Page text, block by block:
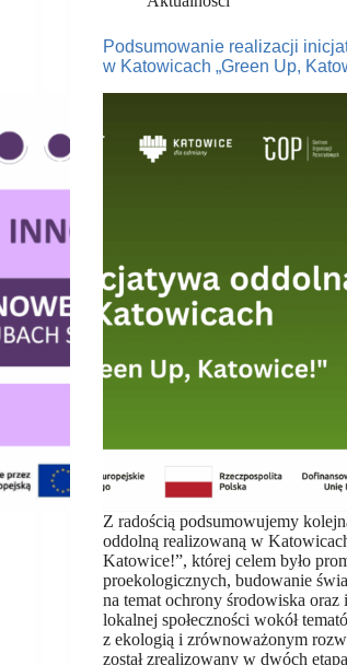
Podsumowanie realizacji
w Katowicach „Green Up,
Z radością podsumowujemy
oddolną realizowaną w
Katowice!”, której celem było
proekologicznych, budowanie
na temat ochrony środowiska oraz
lokalnej społeczności wokół
z ekologią i zrównoważonym
został zrealizowany w dwóch